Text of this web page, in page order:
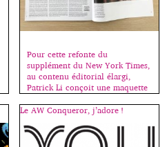
Pour cette refonte du
supplément du New York Times,
au contenu éditorial élargi,
Patrick Li conçoit une maquette
forte, moderne et brute, en
collaboration avec la nouvelle
Hanya Yanagihara. La densité du
texte induit des pages fortement
Le AW Conqueror, j’adore !